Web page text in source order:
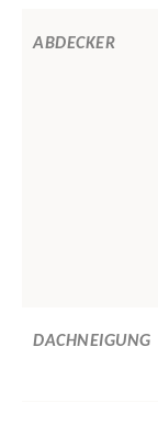
ABDECKER
DACHNEIGUNG